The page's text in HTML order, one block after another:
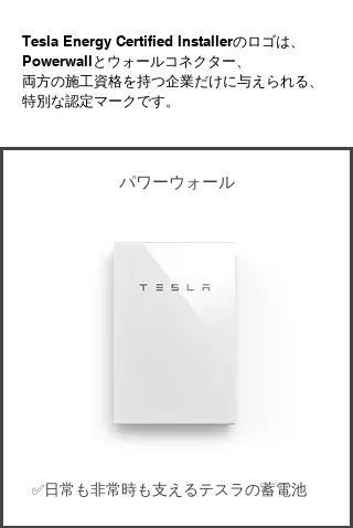
Tesla Energy Certified Installerのロゴは、
Powerwallとウォールコネクター、
両方の施工資格を持つ企業だけに与えられる、
特別な認定マークです。
パワーウォール
✅日常も非常時も支えるテスラの蓄電池